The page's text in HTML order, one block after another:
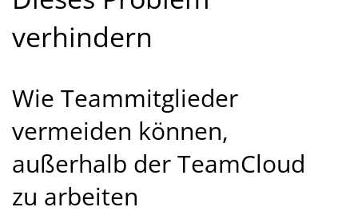
verhindern
Wie Teammitglieder
vermeiden können,
außerhalb der TeamCloud
zu arbeiten